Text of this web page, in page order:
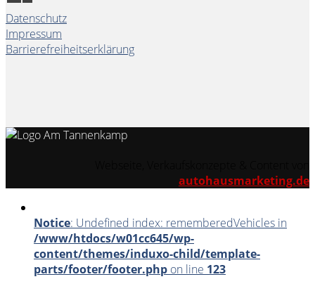
Datenschutz
Impressum
Barrierefreiheitserklärung
autohausmarketing.de
Notice: Undefined index: rememberedVehicles in
/www/htdocs/w01cc645/wp-
content/themes/induxo-child/template-
parts/footer/footer.php on line 123